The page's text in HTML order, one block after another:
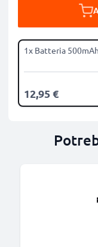
1x Batteria 500mAh
12,95 €